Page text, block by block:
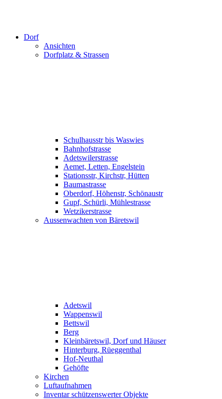
Dorf
Ansichten
Dorfplatz & Strassen
Schulhausstr bis Waswies
Bahnhofstrasse
Adetswilerstrasse
Aemet, Letten, Engelstein
Stationsstr, Kirchstr, Hütten
Baumastrasse
Oberdorf, Höhenstr, Schönaustr
Gupf, Schürli, Mühlestrasse
Wetzikerstrasse
Aussenwachten von Bäretswil
Adetswil
Wappenswil
Bettswil
Berg
Kleinbäretswil, Dorf und Häuser
Hinterburg, Rüeggenthal
Hof-Neuthal
Gehöfte
Kirchen
Luftaufnahmen
Inventar schützenswerter Objekte